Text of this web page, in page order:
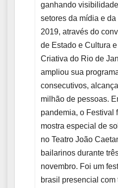
ganhando
setores da mídia e
2019, através do
de Estado e Cultura
Criativa do Rio de
ampliou sua
consecutivos,
milhão de pessoas.
pandemia, o Festival
mostra especial de
no Teatro João
bailarinos durante
novembro. Foi um
brasil presencial com